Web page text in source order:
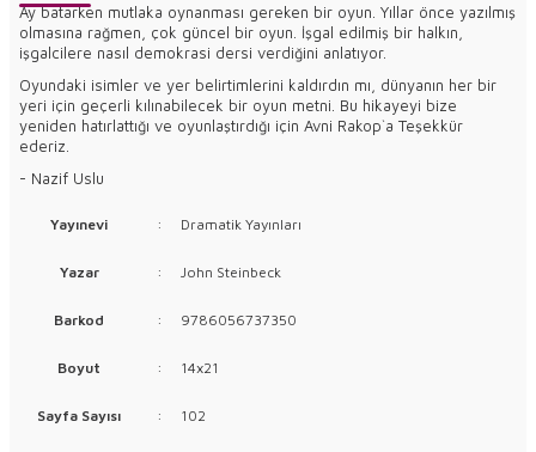
Ay batarken mutlaka oynanması gereken bir oyun. Yıllar önce yazılmış
olmasına rağmen, çok güncel bir oyun. İşgal edilmiş bir halkın,
işgalcilere nasıl demokrasi dersi verdiğini anlatıyor.
Oyundaki isimler ve yer belirtimlerini kaldırdın mı, dünyanın her bir
yeri için geçerli kılınabilecek bir oyun metni. Bu hikayeyi bize
yeniden hatırlattığı ve oyunlaştırdığı için Avni Rakop`a Teşekkür
ederiz.
- Nazif Uslu
Yayınevi : Dramatik Yayınları
Yazar : John Steinbeck
Barkod : 9786056737350
Boyut : 14x21
Sayfa Sayısı : 102